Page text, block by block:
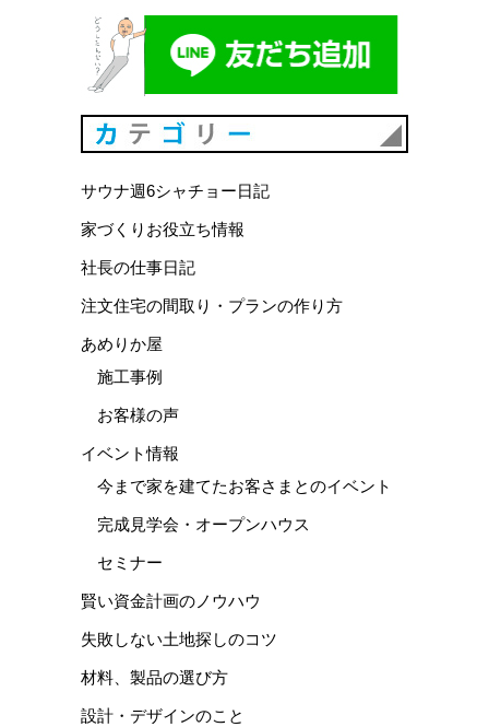
サウナ週6シャチョー日記
家づくりお役立ち情報
社長の仕事日記
注文住宅の間取り・プランの作り方
あめりか屋
施工事例
お客様の声
イベント情報
今まで家を建てたお客さまとのイベント
完成見学会・オープンハウス
セミナー
賢い資金計画のノウハウ
失敗しない土地探しのコツ
材料、製品の選び方
設計・デザインのこと